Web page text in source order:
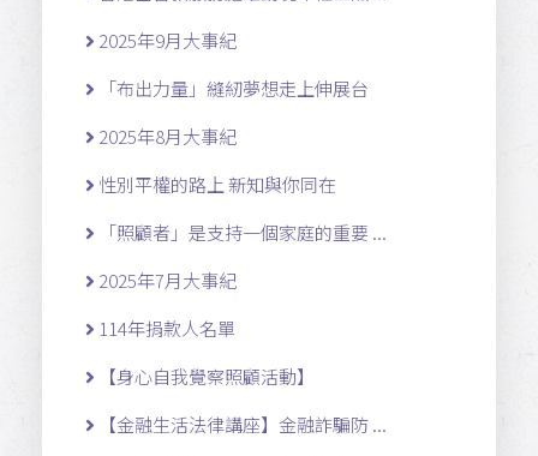
2025年9月大事紀
「布出力量」縫紉夢想走上伸展台
2025年8月大事紀
性別平權的路上 新知與你同在
「照顧者」是支持一個家庭的重要 ...
2025年7月大事紀
114年捐款人名單
【身心自我覺察照顧活動】
【金融生活法律講座】金融詐騙防 ...